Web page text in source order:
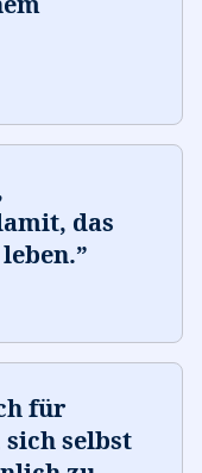
das
”
für
sich selbst